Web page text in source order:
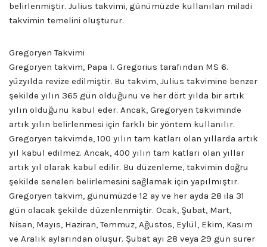
belirlenmiştir. Julius takvimi, günümüzde kullanılan miladi
takvimin temelini oluşturur.
Gregoryen Takvimi
Gregoryen takvim, Papa I. Gregorius tarafından MS 6.
yüzyılda revize edilmiştir. Bu takvim, Julius takvimine benzer
şekilde yılın 365 gün olduğunu ve her dört yılda bir artık
yılın olduğunu kabul eder. Ancak, Gregoryen takviminde
artık yılın belirlenmesi için farklı bir yöntem kullanılır.
Gregoryen takvimde, 100 yılın tam katları olan yıllarda artık
yıl kabul edilmez. Ancak, 400 yılın tam katları olan yıllar
artık yıl olarak kabul edilir. Bu düzenleme, takvimin doğru
şekilde seneleri belirlemesini sağlamak için yapılmıştır.
Gregoryen takvim, günümüzde 12 ay ve her ayda 28 ila 31
gün olacak şekilde düzenlenmiştir. Ocak, Şubat, Mart,
Nisan, Mayıs, Haziran, Temmuz, Ağustos, Eylül, Ekim, Kasım
ve Aralık aylarından oluşur. Şubat ayı 28 veya 29 gün sürer